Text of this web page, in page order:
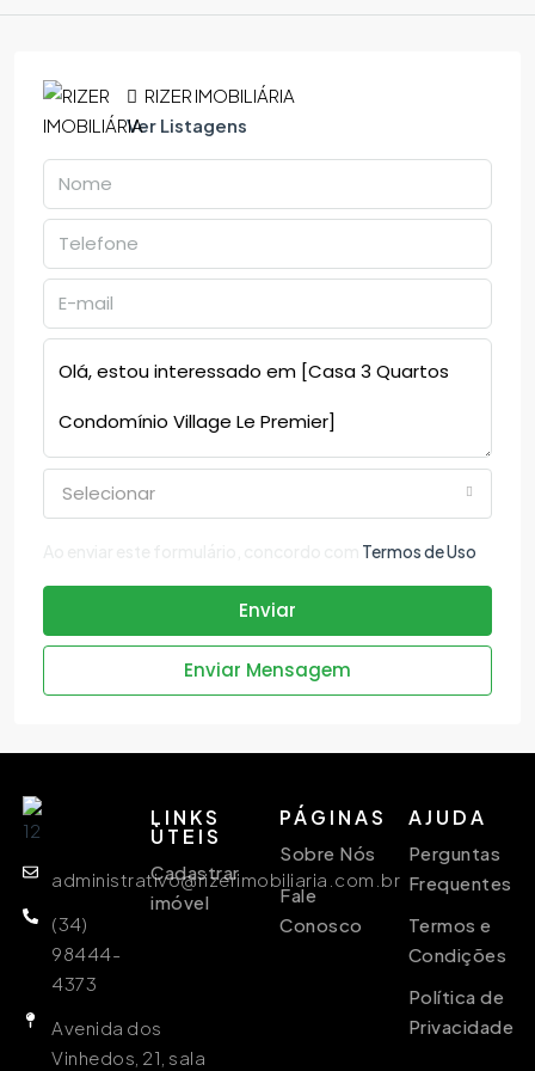
RIZER IMOBILIÁRIA
Ver Listagens
Selecionar
Termos de Uso
Enviar
Enviar Mensagem
administrativo@rizerimobiliaria.com.br
(34)
98444-
4373
Avenida dos
Vinhedos, 21, sala
LINKS
ÙTEIS
Cadastrar
imóvel
PÁGINAS
Sobre Nós
Fale
Conosco
AJUDA
Perguntas
Frequentes
Termos e
Condições
Política de
Privacidade